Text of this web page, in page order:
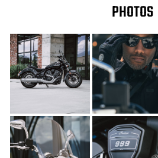
PHOTOS